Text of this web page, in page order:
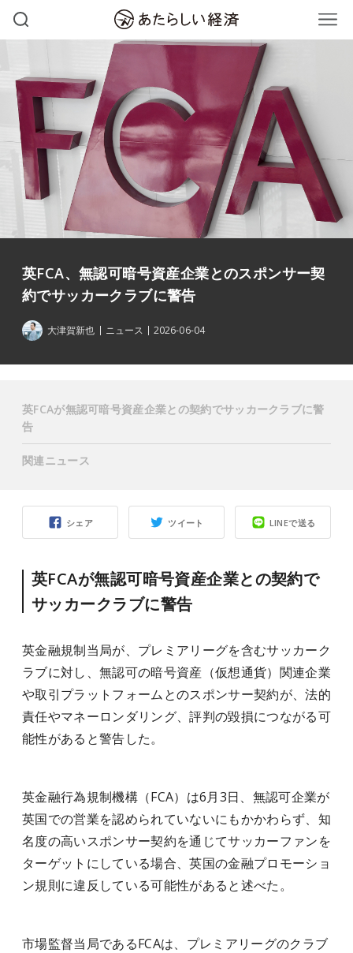
英FCA、無認可暗号資産企業とのスポンサー契
約でサッカークラブに警告
大津賀新也 ニュース 2026-06-04
シェア ツイート LINEで送る
英FCAが無認可暗号資産企業との契約で
サッカークラブに警告
英金融規制当局が、プレミアリーグを含むサッカーク
ラブに対し、無認可の暗号資産（仮想通貨）関連企業
や取引プラットフォームとのスポンサー契約が、法的
責任やマネーロンダリング、評判の毀損につながる可
能性があると警告した。
英金融行為規制機構（FCA）は6月3日、無認可企業が
英国での営業を認められていないにもかかわらず、知
名度の高いスポンサー契約を通じてサッカーファンを
ターゲットにしている場合、英国の金融プロモーショ
ン規則に違反している可能性があると述べた。
市場監督当局であるFCAは、プレミアリーグのクラブ
英FCAが無認可暗号資産企業との契約でサッカークラブに警
告
関連ニュース